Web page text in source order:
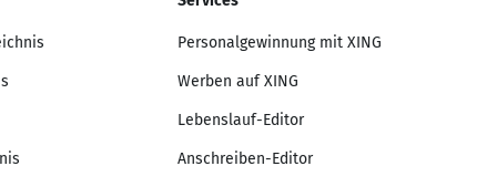
Personalgewinnung mit XING
Werben auf XING
Lebenslauf-Editor
Anschreiben-Editor